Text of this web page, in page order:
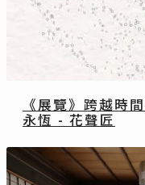
《展覽》跨越時
永恆 - 花聲匠
方間 / Kave